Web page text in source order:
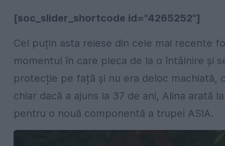
[soc_slider_shortcode id="4265252"]
Cel puțin asta reiese din cele mai recente
momentul în care pleca de la o întâlnire și
protecție pe față și nu era deloc machiată,
chiar dacă a ajuns la 37 de ani, Alina arată
pentru o nouă componentă a trupei ASIA.